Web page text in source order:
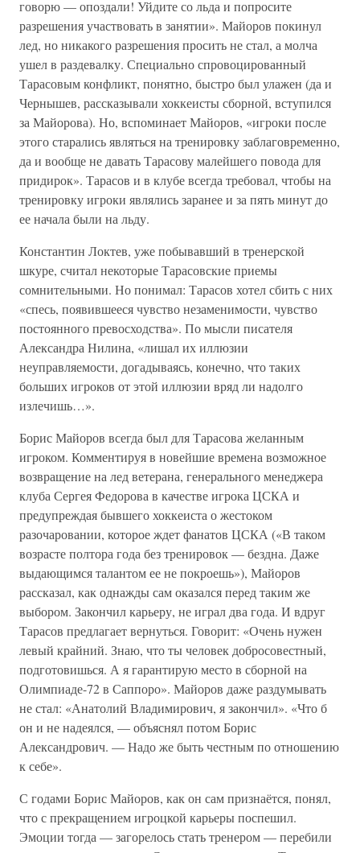
говорю — опоздали! Уйдите со льда и попросите
разрешения участвовать в занятии». Майоров покинул
лед, но никакого разрешения просить не стал, а молча
ушел в раздевалку. Специально спровоцированный
Тарасовым конфликт, понятно, быстро был улажен (да и
Чернышев, рассказывали хоккеисты сборной, вступился
за Майорова). Но, вспоминает Майоров, «игроки после
этого старались являться на тренировку заблаговременно,
да и вообще не давать Тарасову малейшего повода для
придирок». Тарасов и в клубе всегда требовал, чтобы на
тренировку игроки являлись заранее и за пять минут до
ее начала были на льду.
Константин Локтев, уже побывавший в тренерской
шкуре, считал некоторые Тарасовские приемы
сомнительными. Но понимал: Тарасов хотел сбить с них
«спесь, появившееся чувство незаменимости, чувство
постоянного превосходства». По мысли писателя
Александра Нилина, «лишал их иллюзии
неуправляемости, догадываясь, конечно, что таких
больших игроков от этой иллюзии вряд ли надолго
излечишь…».
Борис Майоров всегда был для Тарасова желанным
игроком. Комментируя в новейшие времена возможное
возвращение на лед ветерана, генерального менеджера
клуба Сергея Федорова в качестве игрока ЦСКА и
предупреждая бывшего хоккеиста о жестоком
разочаровании, которое ждет фанатов ЦСКА («В таком
возрасте полтора года без тренировок — бездна. Даже
выдающимся талантом ее не покроешь»), Майоров
рассказал, как однажды сам оказался перед таким же
выбором. Закончил карьеру, не играл два года. И вдруг
Тарасов предлагает вернуться. Говорит: «Очень нужен
левый крайний. Знаю, что ты человек добросовестный,
подготовишься. А я гарантирую место в сборной на
Олимпиаде-72 в Саппоро». Майоров даже раздумывать
не стал: «Анатолий Владимирович, я закончил». «Что б
он и не надеялся, — объяснял потом Борис
Александрович. — Надо же быть честным по отношению
к себе».
С годами Борис Майоров, как он сам признаётся, понял,
что с прекращением игроцкой карьеры поспешил.
Эмоции тогда — загорелось стать тренером — перебили